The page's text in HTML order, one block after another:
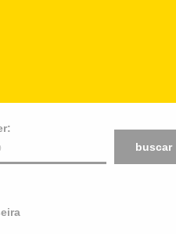
buscar